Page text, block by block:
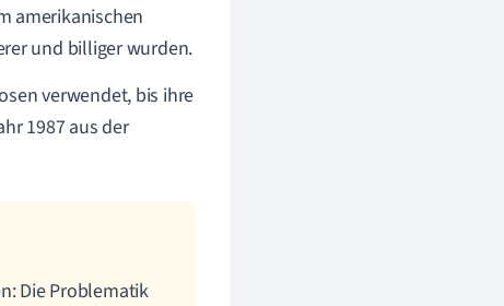
amerikanischen
und billiger wurden.
verwendet, bis ihre
1987 aus der
Die Problematik